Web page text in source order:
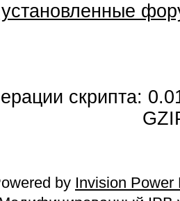
скрипта:
by Invision Power